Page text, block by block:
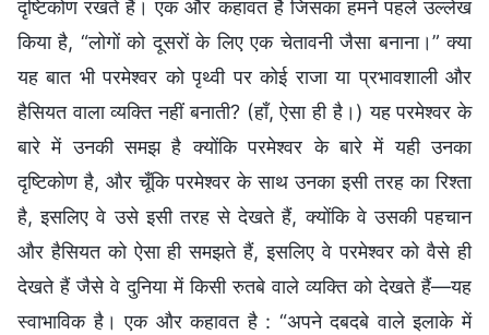
दृष्टिकोण रखते हैं। एक और कहावत है जिसका हमने पहले उल्लेख
किया है, “लोगों को दूसरों के लिए एक चेतावनी जैसा बनाना।” क्या
यह बात भी परमेश्वर को पृथ्वी पर कोई राजा या प्रभावशाली और
हैसियत वाला व्यक्ति नहीं बनाती? (हाँ, ऐसा ही है।) यह परमेश्वर के
बारे में उनकी समझ है क्योंकि परमेश्वर के बारे में यही उनका
दृष्टिकोण है, और चूँकि परमेश्वर के साथ उनका इसी तरह का रिश्ता
है, इसलिए वे उसे इसी तरह से देखते हैं, क्योंकि वे उसकी पहचान
और हैसियत को ऐसा ही समझते हैं, इसलिए वे परमेश्वर को वैसे ही
देखते हैं जैसे वे दुनिया में किसी रुतबे वाले व्यक्ति को देखते हैं—यह
स्वाभाविक है। एक और कहावत है : “अपने दबदबे वाले इलाके में